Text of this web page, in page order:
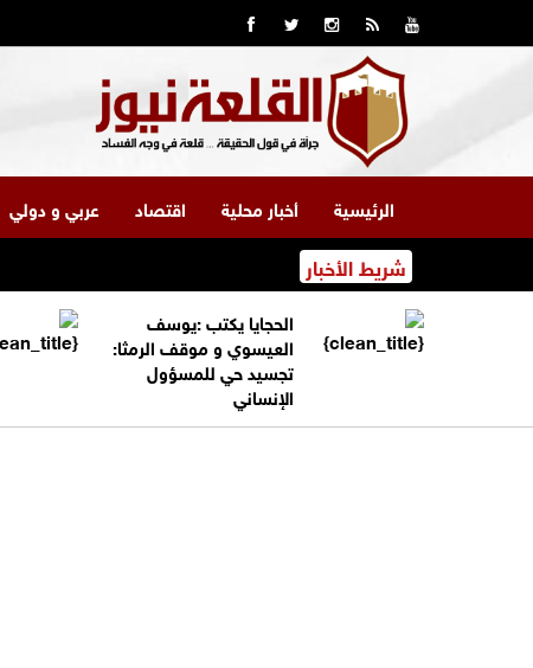
الرئيسية أخبار محلية اقتصاد عربي و دولي
شريط الأخبار
الحجايا يكتب :يوسف
العيسوي و موقف الرمثا:
تجسيد حي للمسؤول
الإنساني